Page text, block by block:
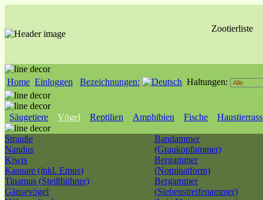
Zootierliste
Home Einloggen Bezeichnungen: Haltungen:
Säugetiere Vögel Reptilien Amphibien Fische
Strauße
Nandus
Kiwis
Kasuare (inkl. Emus)
Tinamus (Steißhühner)
Gänsevögel
Bandammer
(Graukopfammer)
Bergammer
(Nominatform)
Bergammer
(Siebenstreifenammer)